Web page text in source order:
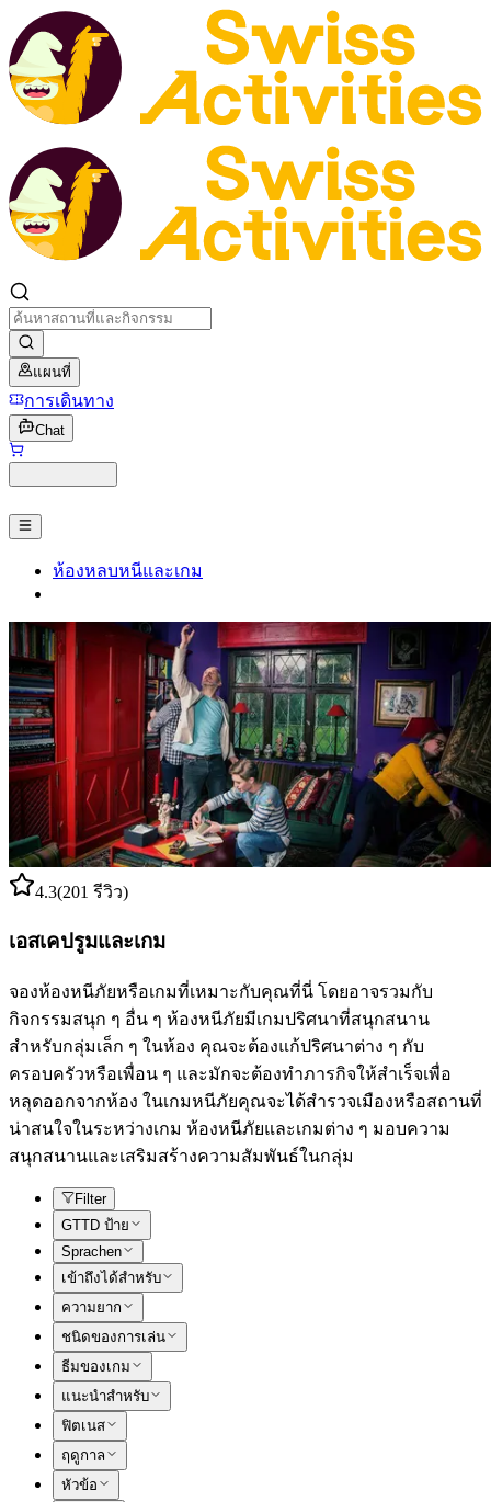
แผนที่
การเดินทาง
Chat
ห้องหลบหนีและเกม
4.3(201 รีวิว)
เอสเคปรูมและเกม
จองห้องหนีภัยหรือเกมที่เหมาะกับคุณที่นี่ โดยอาจรวมกับ
กิจกรรมสนุก ๆ อื่น ๆ ห้องหนีภัยมีเกมปริศนาที่สนุกสนาน
สำหรับกลุ่มเล็ก ๆ ในห้อง คุณจะต้องแก้ปริศนาต่าง ๆ กับ
ครอบครัวหรือเพื่อน ๆ และมักจะต้องทำภารกิจให้สำเร็จเพื่อ
หลุดออกจากห้อง ในเกมหนีภัยคุณจะได้สำรวจเมืองหรือสถานที่
น่าสนใจในระหว่างเกม ห้องหนีภัยและเกมต่าง ๆ มอบความ
สนุกสนานและเสริมสร้างความสัมพันธ์ในกลุ่ม
Filter
GTTD ป้าย
Sprachen
เข้าถึงได้สำหรับ
ความยาก
ชนิดของการเล่น
ธีมของเกม
แนะนำสำหรับ
ฟิตเนส
ฤดูกาล
หัวข้อ